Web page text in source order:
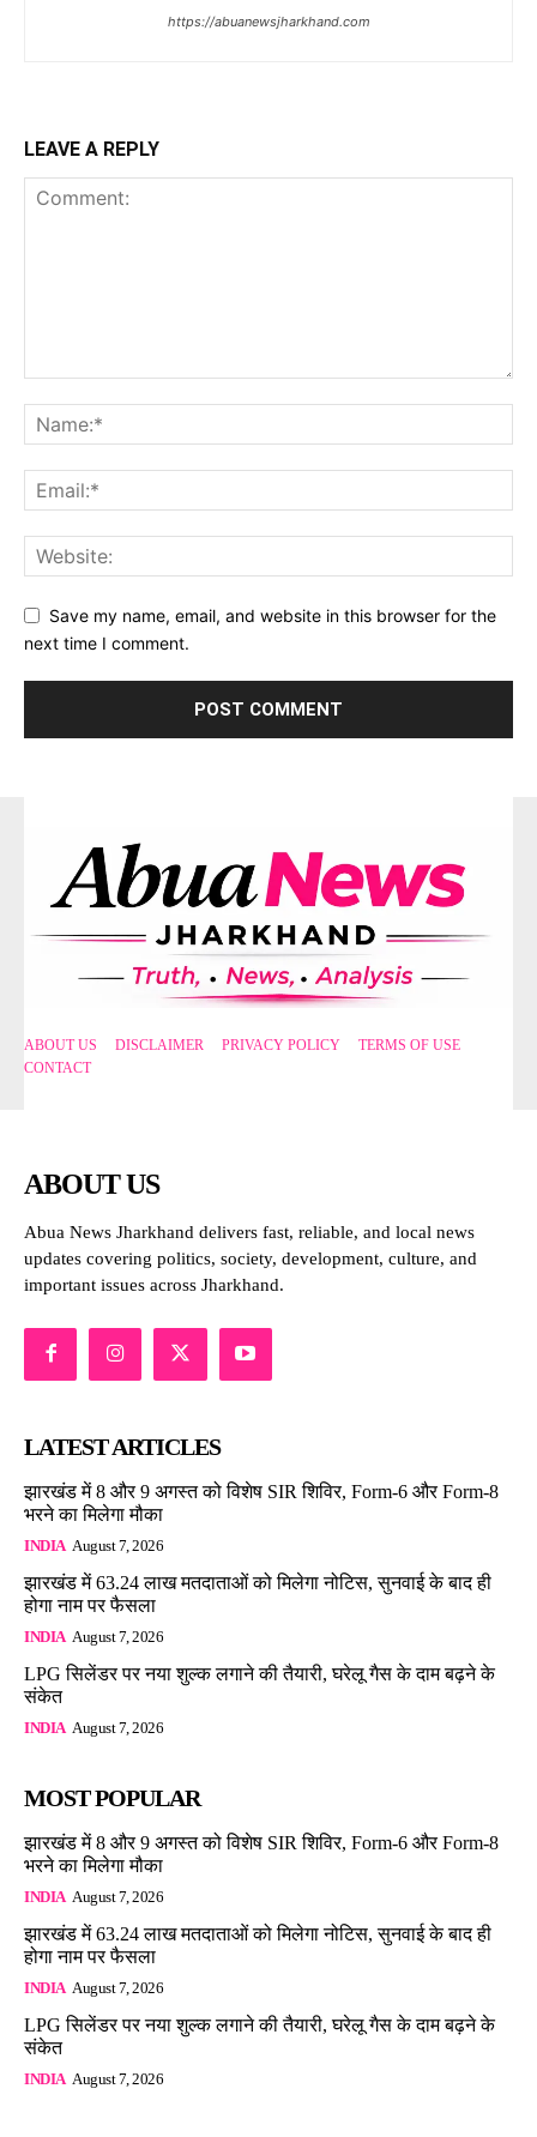
https://abuanewsjharkhand.com
LEAVE A REPLY
Save my name, email, and website in this browser for the
next time I comment.
ABOUT US DISCLAIMER PRIVACY POLICY
TERMS OF USE
CONTACT
ABOUT US
Abua News Jharkhand delivers fast, reliable, and local news
updates covering politics, society, development, culture, and
important issues across Jharkhand.
LATEST ARTICLES
झारखंड में 8 और 9 अगस्त को विशेष SIR शिविर, Form-6 और Form-8
भरने का मिलेगा मौका
INDIA August 7, 2026
झारखंड में 63.24 लाख मतदाताओं को मिलेगा नोटिस, सुनवाई के बाद ही
होगा नाम पर फैसला
INDIA August 7, 2026
LPG सिलेंडर पर नया शुल्क लगाने की तैयारी, घरेलू गैस के दाम बढ़ने के
संकेत
INDIA August 7, 2026
MOST POPULAR
झारखंड में 8 और 9 अगस्त को विशेष SIR शिविर, Form-6 और Form-8
भरने का मिलेगा मौका
INDIA August 7, 2026
झारखंड में 63.24 लाख मतदाताओं को मिलेगा नोटिस, सुनवाई के बाद ही
होगा नाम पर फैसला
INDIA August 7, 2026
LPG सिलेंडर पर नया शुल्क लगाने की तैयारी, घरेलू गैस के दाम बढ़ने के
संकेत
INDIA August 7, 2026